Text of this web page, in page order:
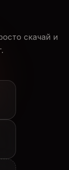
скачай и